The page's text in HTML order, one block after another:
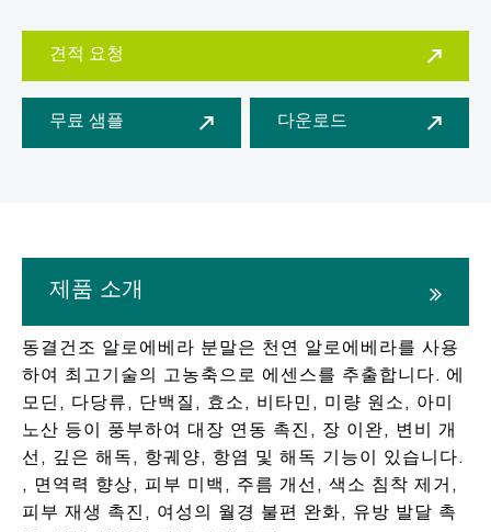
견적 요청
무료 샘플 다운로드
제품 소개
동결건조 알로에베라 분말은 천연 알로에베라를 사용
하여 최고기술의 고농축으로 에센스를 추출합니다. 에
모딘, 다당류, 단백질, 효소, 비타민, 미량 원소, 아미
노산 등이 풍부하여 대장 연동 촉진, 장 이완, 변비 개
선, 깊은 해독, 항궤양, 항염 및 해독 기능이 있습니다.
, 면역력 향상, 피부 미백, 주름 개선, 색소 침착 제거,
피부 재생 촉진, 여성의 월경 불편 완화, 유방 발달 촉